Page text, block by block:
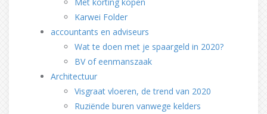
Karwei Folder
accountants en adviseurs
Wat te doen met je spaargeld in 2020?
BV of eenmanszaak
Architectuur
Visgraat vloeren, de trend van 2020
Ruziënde buren vanwege kelders